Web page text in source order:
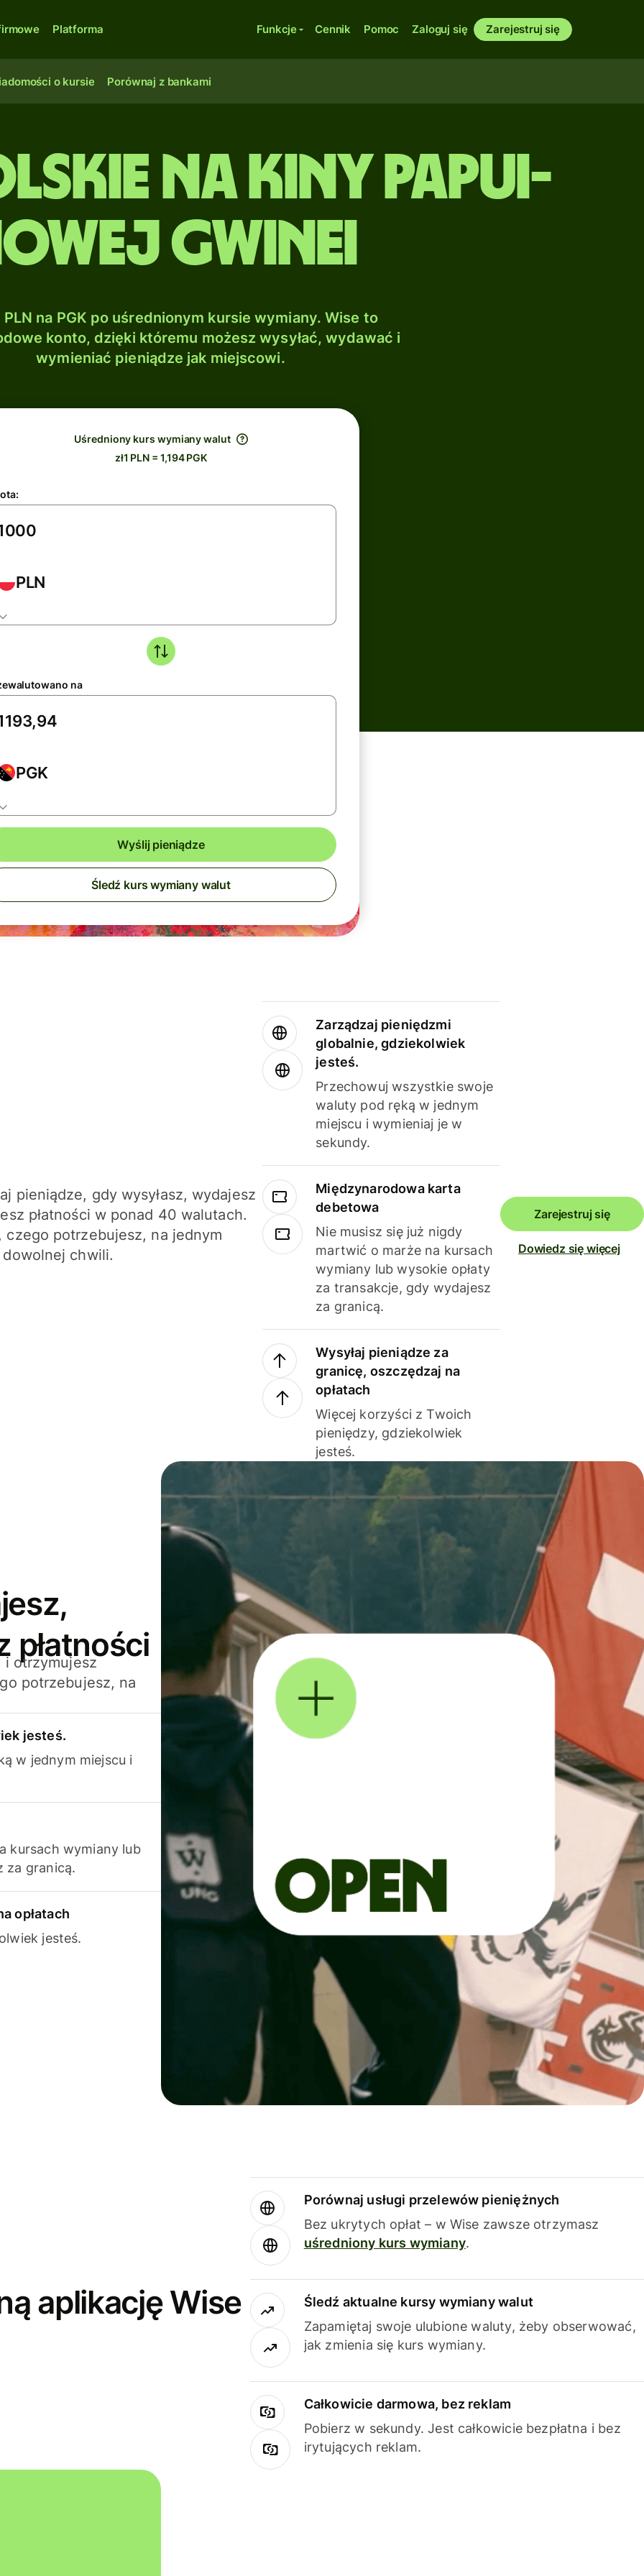
Platforma Funkcje Cennik Pomoc Zaloguj się Zarejestruj się
o kursie Porównaj z bankami
na Kiny Papui-
Gwinei
na PGK po uśrednionym kursie wymiany. Wise to
konto, dzięki któremu możesz wysyłać, wydawać i
wymieniać pieniądze jak miejscowi.
Uśredniony kurs wymiany walut
zł1 PLN = 1,194 PGK
PLN
na
PGK
Wyślij pieniądze
Śledź kurs wymiany walut
pieniądze, gdy wysyłasz, wydajesz
płatności w ponad 40 walutach.
czego potrzebujesz, na jednym
chwili.
Zarządzaj pieniędzmi
globalnie, gdziekolwiek
jesteś.
Przechowuj wszystkie swoje
waluty pod ręką w jednym
miejscu i wymieniaj je w
sekundy.
Międzynarodowa karta
debetowa
Nie musisz się już nigdy
martwić o marże na kursach
wymiany lub wysokie opłaty
za transakcje, gdy wydajesz
za granicą.
Wysyłaj pieniądze za
granicę, oszczędzaj na
opłatach
Więcej korzyści z Twoich
pieniędzy, gdziekolwiek
jesteś.
Zarejestruj się
Dowiedz się więcej
płatności
i otrzymujesz
potrzebujesz, na
jesteś.
w jednym miejscu i
kursach wymiany lub
za granicą.
opłatach
jesteś.
aplikację Wise
Porównaj usługi przelewów pieniężnych
Bez ukrytych opłat – w Wise zawsze otrzymasz
uśredniony kurs wymiany.
Śledź aktualne kursy wymiany walut
Zapamiętaj swoje ulubione waluty, żeby obserwować,
jak zmienia się kurs wymiany.
Całkowicie darmowa, bez reklam
Pobierz w sekundy. Jest całkowicie bezpłatna i bez
irytujących reklam.